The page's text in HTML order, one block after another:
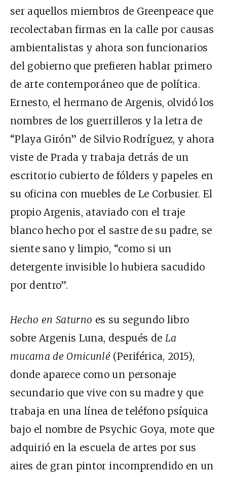
ser aquellos miembros de Greenpeace que
recolectaban firmas en la calle por causas
ambientalistas y ahora son funcionarios
del gobierno que prefieren hablar primero
de arte contemporáneo que de política.
Ernesto, el hermano de Argenis, olvidó los
nombres de los guerrilleros y la letra de
“Playa Girón” de Silvio Rodríguez, y ahora
viste de Prada y trabaja detrás de un
escritorio cubierto de fólders y papeles en
su oficina con muebles de Le Corbusier. El
propio Argenis, ataviado con el traje
blanco hecho por el sastre de su padre, se
siente sano y limpio, “como si un
detergente invisible lo hubiera sacudido
por dentro”.
Hecho en Saturno es su segundo libro
sobre Argenis Luna, después de La
mucama de Omicunlé (Periférica, 2015),
donde aparece como un personaje
secundario que vive con su madre y que
trabaja en una línea de teléfono psíquica
bajo el nombre de Psychic Goya, mote que
adquirió en la escuela de artes por sus
aires de gran pintor incomprendido en un